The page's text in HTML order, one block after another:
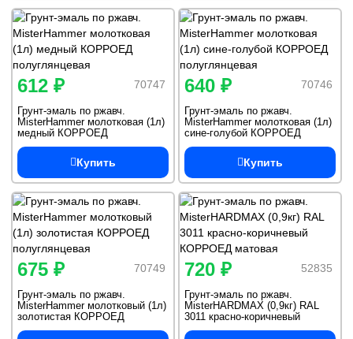
70747
612 ₽
Грунт-эмаль по ржавч.
MisterHammer молотковая (1л)
медный КОРРОЕД
полуглянцевая
Купить
70746
640 ₽
Грунт-эмаль по ржавч.
MisterHammer молотковая (1л)
сине-голубой КОРРОЕД
полуглянцевая
Купить
70749
675 ₽
Грунт-эмаль по ржавч.
MisterHammer молотковый (1л)
золотистая КОРРОЕД
полуглянцевая
52835
720 ₽
Грунт-эмаль по ржавч.
MisterHARDMAX (0,9кг) RAL
3011 красно-коричневый
КОРРОЕД матовая